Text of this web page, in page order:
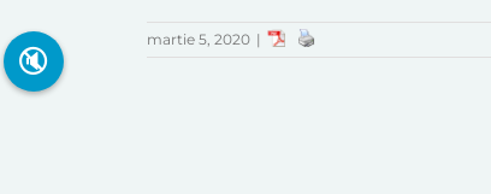
martie 5, 2020 |
🔇